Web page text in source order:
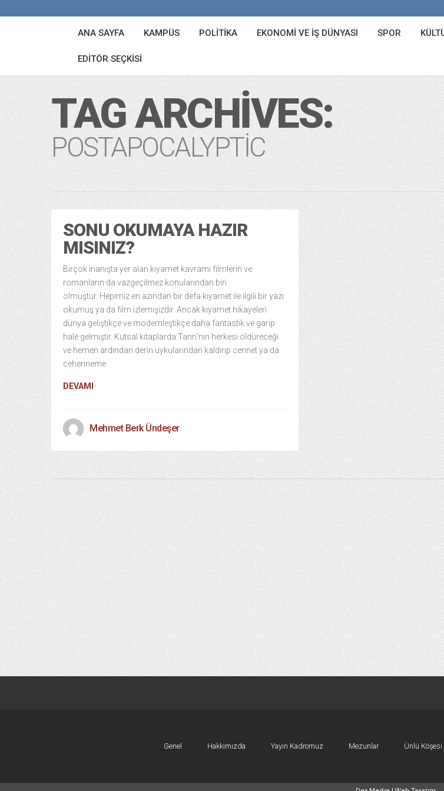
ANA SAYFA KAMPÜS POLITIKA EKONOMI VE İŞ DÜNYASI SPOR
EDITÖR SEÇKISI
TAG ARCHIVES:
POSTAPOCALYPTIC
SONU OKUMAYA HAZIR
MISINIZ?
Birçok inanışta yer alan kıyamet kavramı filmlerin ve
romanların da vazgeçilmez konularından biri
olmuştur. Hepimiz en azından bir defa kıyamet ile ilgili bir yazı
okumuş ya da film izlemişizdir. Ancak kıyamet hikayeleri
dünya geliştikçe ve modernleştikçe daha fantastik ve garip
hale gelmiştir. Kutsal kitaplarda Tanrı’nın herkesi öldüreceği
ve hemen ardından derin uykularından kaldırıp cennet ya da
cehenneme
DEVAMI
Mehmet Berk Ündeşer
Genel Hakkımızda Yayın Kadromuz Mezunlar Ünlü Köşesi